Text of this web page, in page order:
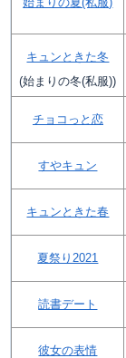
始まりの夏(私服)
キュンときた冬
(始まりの冬(私服))
チョコっと恋
すやキュン
キュンときた春
夏祭り2021
読書デート
彼女の表情